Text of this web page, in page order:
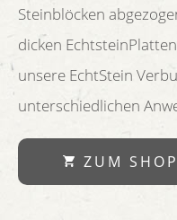
Steinblöcken
dicken
unsere EchtStein
unterschiedlichen
ZUM SHOP